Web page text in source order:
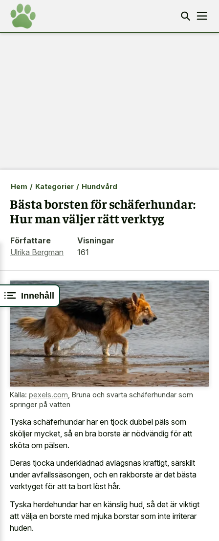
Innehåll
Hem / Kategorier / Hundvård
Bästa borsten för schäferhundar:
Hur man väljer rätt verktyg
Författare
Ulrika Bergman
Visningar
161
Källa: pexels.com Bruna och svarta schäferhundar som
springer på vatten
Tyska schäferhundar har en tjock dubbel päls som
sköljer mycket, så en bra borste är nödvändig för att
sköta om pälsen.
Deras tjocka underklädnad avlägsnas kraftigt, särskilt
under avfallssäsongen, och en rakborste är det bästa
verktyget för att ta bort löst hår.
Tyska herdehundar har en känslig hud, så det är viktigt
att välja en borste med mjuka borstar som inte irriterar
huden.